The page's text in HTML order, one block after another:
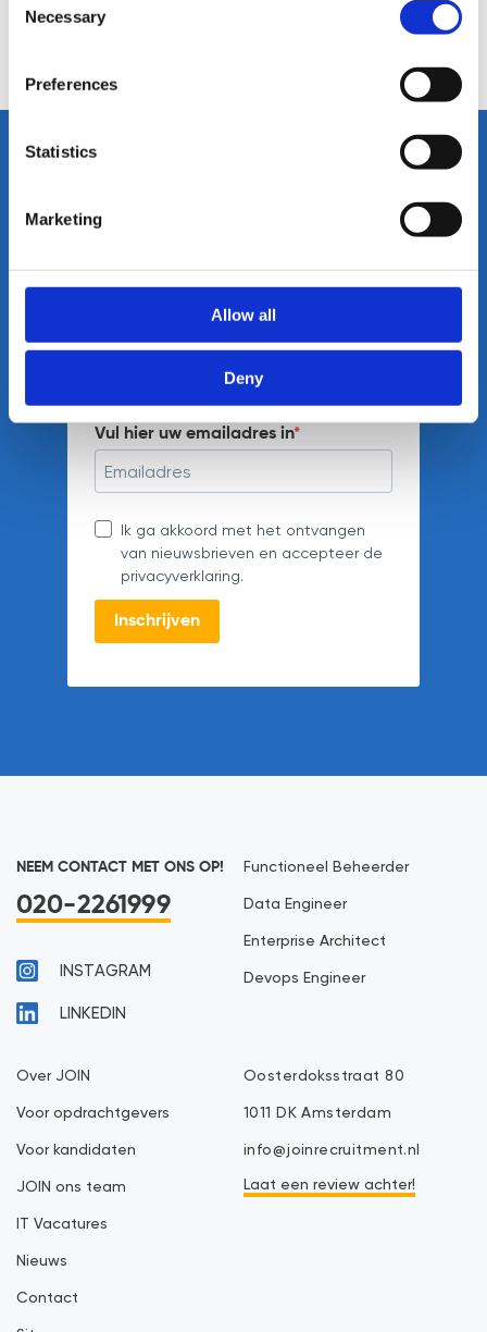
Selection
Necessary
Preferences
Statistics
Marketing
Allow all
Deny
contact met ons op.
JOIN de
nieuwsbrief
blijf op de hoogte.
Vul hier uw emailadres in
Ik ga akkoord met het ontvangen
van nieuwsbrieven en accepteer de
privacyverklaring.
Inschrijven
NEEM CONTACT MET ONS OP!
020-2261999
INSTAGRAM
LINKEDIN
Functioneel Beheerder
Data Engineer
Enterprise Architect
Devops Engineer
Over JOIN
Voor opdrachtgevers
Voor kandidaten
JOIN ons team
IT Vacatures
Nieuws
Contact
Oosterdoksstraat 80
1011 DK Amsterdam
info@joinrecruitment.nl
Laat een review achter!